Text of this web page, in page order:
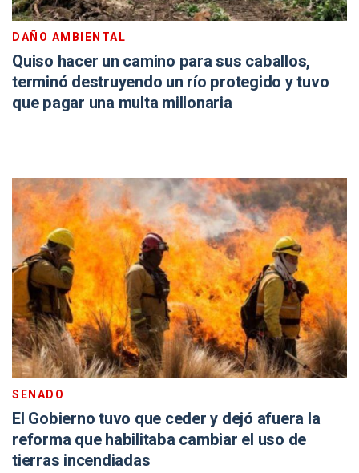
DAÑO AMBIENTAL
Quiso hacer un camino para sus caballos,
terminó destruyendo un río protegido y tuvo
que pagar una multa millonaria
SENADO
El Gobierno tuvo que ceder y dejó afuera la
reforma que habilitaba cambiar el uso de
tierras incendiadas